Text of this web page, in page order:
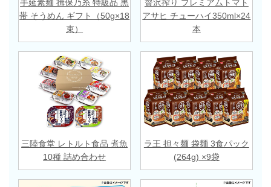
手延素麺 揖保乃糸 特級品 黒
帯 そうめん ギフト（50g×18
束）
贅沢搾り プレミアムトマト
アサヒ チューハイ350ml×24
本
三陸食堂 レトルト食品 煮魚
10種 詰め合わせ
ラ王 担々麺 袋麺 3食パック
(264g) ×9袋